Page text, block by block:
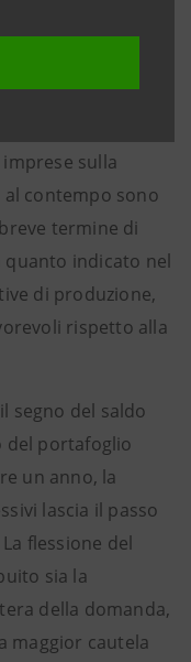
manifestati nella
il posto, nei
sulla
al contempo sono
termine di
indicato nel
di produzione,
rispetto alla
del saldo
del portafoglio
un anno, la
lascia il passo
flessione del
sia la
della domanda,
maggior cautela